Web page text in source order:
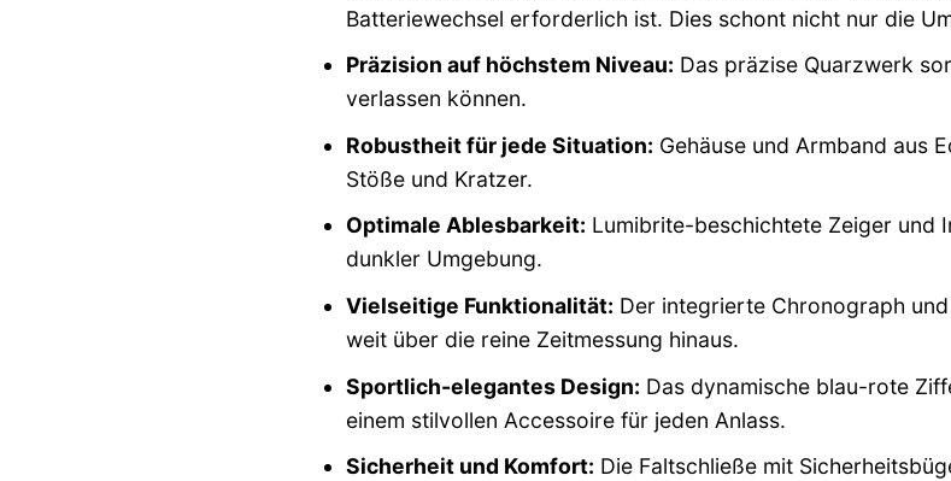
Batteriewechsel erforderlich ist. Dies schont nicht nur die
Präzision auf höchstem Niveau: Das präzise Quarzwerk
verlassen können.
Robustheit für jede Situation: Gehäuse und Armband aus
Stöße und Kratzer.
Optimale Ablesbarkeit: Lumibrite-beschichtete Zeiger und
dunkler Umgebung.
Vielseitige Funktionalität: Der integrierte Chronograph
weit über die reine Zeitmessung hinaus.
Sportlich-elegantes Design: Das dynamische blau-rote
einem stilvollen Accessoire für jeden Anlass.
Sicherheit und Komfort: Die Faltschließe mit